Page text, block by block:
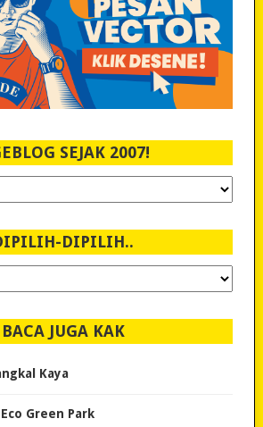
SEJAK 2007!
DIPILIH..
BACA JUGA KAK
Kaya
Green Park